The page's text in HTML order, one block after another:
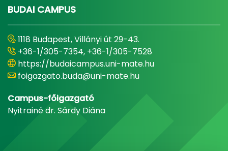
BUDAI CAMPUS
1118 Budapest, Villányi út 29-43.
+36-1/305-7354, +36-1/305-7528
https://budaicampus.uni-mate.hu
foigazgato.buda@uni-mate.hu
Campus-főigazgató
Nyitrainé dr. Sárdy Diána